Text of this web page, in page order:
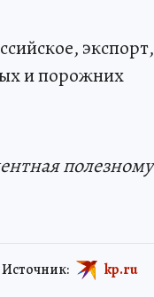
экспорт,
и порожних
полезному
Источник: kp.ru